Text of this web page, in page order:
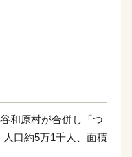
和原村が合併し「つ
人口約5万1千人、面積